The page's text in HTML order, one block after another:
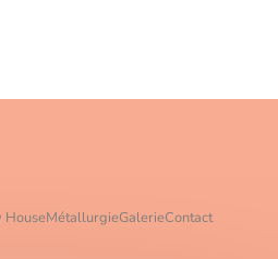
HouseMétallurgieGalerieContact